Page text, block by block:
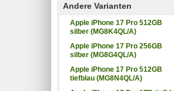
Andere Varianten
Apple iPhone 17 Pro 512GB
silber (MG8K4QL/A)
Apple iPhone 17 Pro 256GB
silber (MG8G4QL/A)
Apple iPhone 17 Pro 512GB
tiefblau (MG8N4QL/A)